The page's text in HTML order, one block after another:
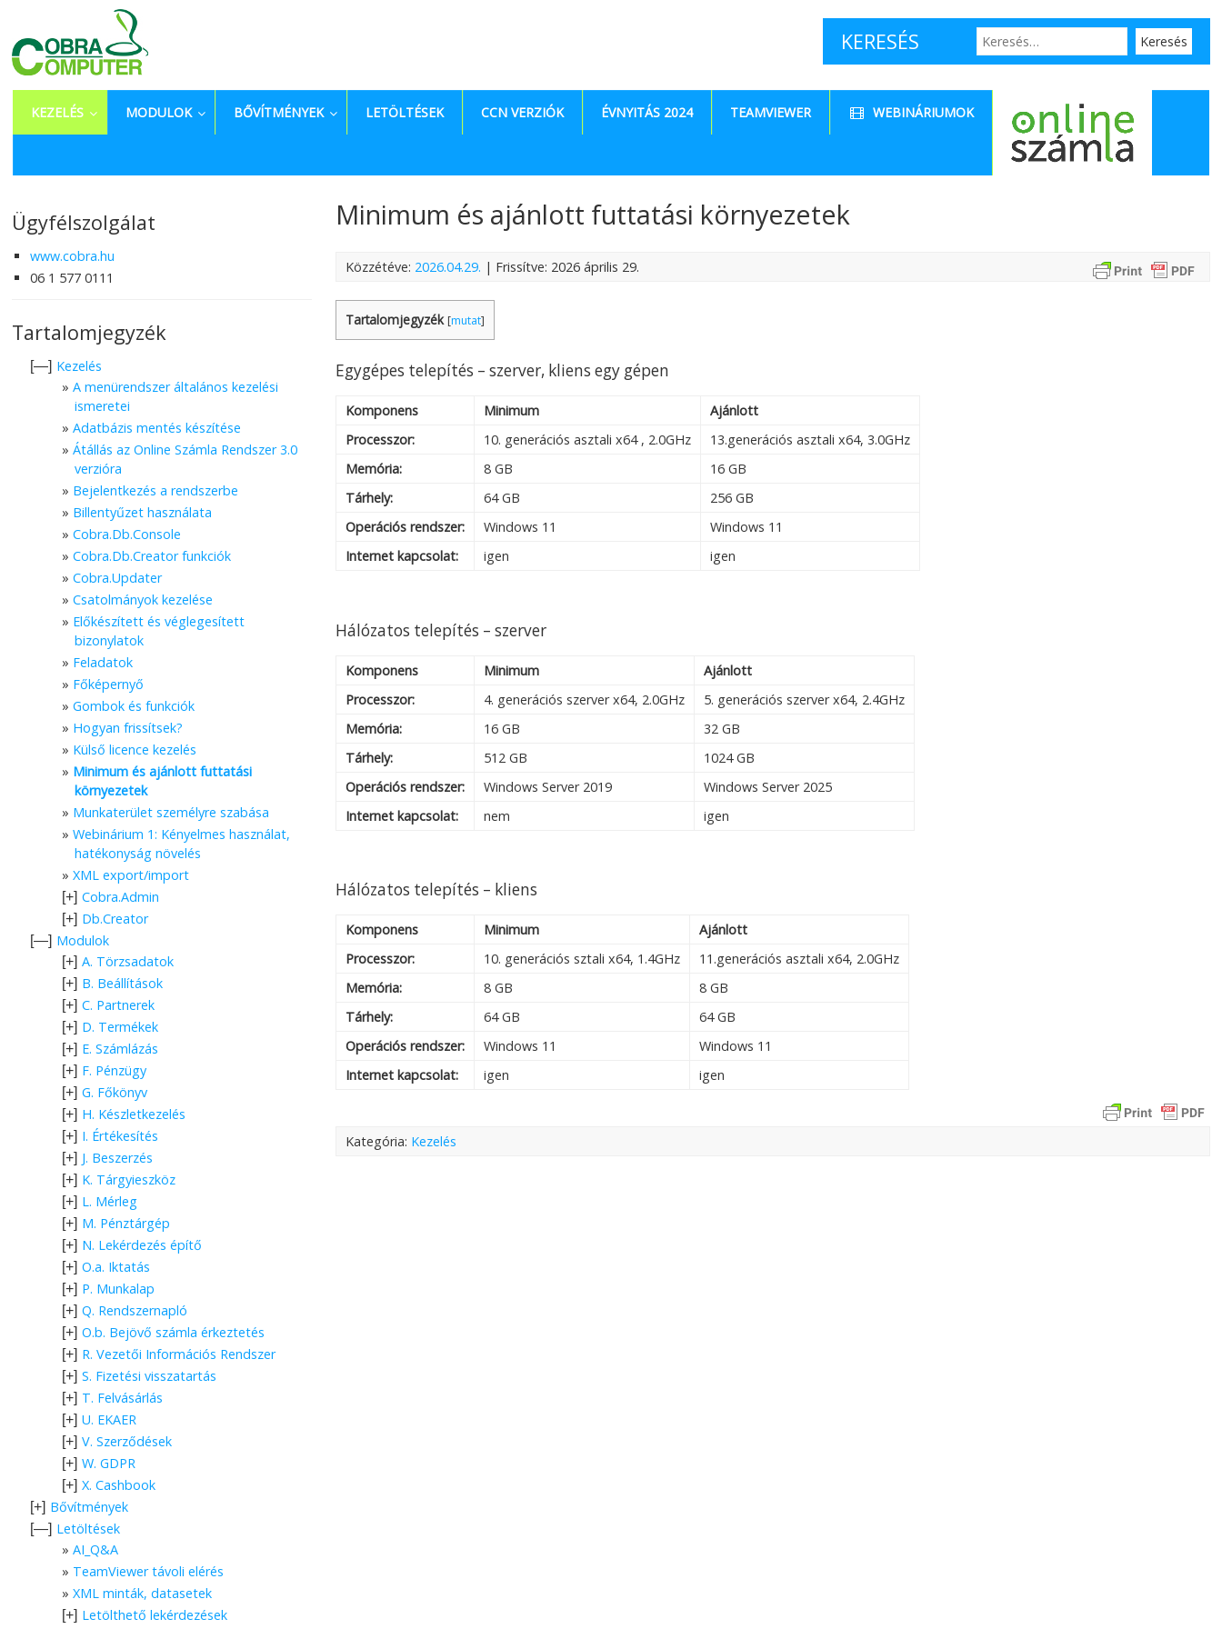
KERESÉS
KEZELÉS MODULOK BŐVÍTMÉNYEK LETÖLTÉSEK CCN VERZIÓK ÉVNYITÁS 2024 TEAMVIEWER WEBINÁRIUMOK
Minimum és ajánlott futtatási környezetek
Közzétéve: 2026.04.29. | Frissítve: 2026 április 29.
Tartalomjegyzék [mutat]
Egygépes telepítés – szerver, kliens egy gépen
Komponens Minimum
Ajánlott
Processzor:
10. generációs asztali x64 , 2.0GHz
13.generációs asztali x64, 3.0GHz
Memória:
8 GB
16 GB
Tárhely:
64 GB
256 GB
Operációs rendszer:
Windows 11
Windows 11
Internet kapcsolat:
igen igen
Hálózatos telepítés – szerver
Komponens Minimum
Ajánlott
Processzor:
4. generációs szerver x64, 2.0GHz
5. generációs szerver x64, 2.4GHz
Memória:
16 GB
32 GB
Tárhely:
512 GB
1024 GB
Operációs rendszer:
Windows Server 2019
Windows Server 2025
Internet kapcsolat:
nem igen
Hálózatos telepítés – kliens
Komponens Minimum
Ajánlott
Processzor:
10. generációs sztali x64, 1.4GHz
11.generációs asztali x64, 2.0GHz
Memória:
8 GB
8 GB
Tárhely:
64 GB
64 GB
Operációs rendszer:
Windows 11
Windows 11
Internet kapcsolat:
igen igen
Kategória: Kezelés
Ügyfélszolgálat
www.cobra.hu
06 1 577 0111
Tartalomjegyzék
[—] Kezelés
A menürendszer általános kezelési
ismeretei
Adatbázis mentés készítése
Átállás az Online Számla Rendszer 3.0
verzióra
Bejelentkezés a rendszerbe
Billentyűzet használata
Cobra.Db.Console
Cobra.Db.Creator funkciók
Cobra.Updater
Csatolmányok kezelése
Előkészített és véglegesített
bizonylatok
Feladatok
Főképernyő
Gombok és funkciók
Hogyan frissítsek?
Külső licence kezelés
Minimum és ajánlott futtatási
környezetek
Munkaterület személyre szabása
Webinárium 1: Kényelmes használat,
hatékonyság növelés
XML export/import
[+] Cobra.Admin
[+] Db.Creator
[—] Modulok
[+] A. Törzsadatok
[+] B. Beállítások
[+] C. Partnerek
[+] D. Termékek
[+] E. Számlázás
[+] F. Pénzügy
[+] G. Főkönyv
[+] H. Készletkezelés
[+] I. Értékesítés
[+] J. Beszerzés
[+] K. Tárgyieszköz
[+] L. Mérleg
[+] M. Pénztárgép
[+] N. Lekérdezés építő
[+] O.a. Iktatás
[+] P. Munkalap
[+] Q. Rendszernapló
[+] O.b. Bejövő számla érkeztetés
[+] R. Vezetői Információs Rendszer
[+] S. Fizetési visszatartás
[+] T. Felvásárlás
[+] U. EKAER
[+] V. Szerződések
[+] W. GDPR
[+] X. Cashbook
[+] Bővítmények
[—] Letöltések
AI_Q&A
TeamViewer távoli elérés
XML minták, datasetek
[+] Letölthető lekérdezések